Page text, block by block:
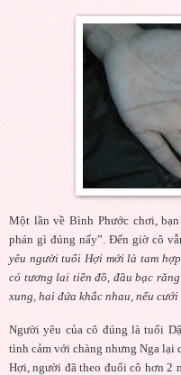
Một lần về Bình Phước chơi,
phán gì đúng nấy”. Đến giờ cô
yêu người tuổi Hợi mới là tam
có tương lai tiền đồ, đầu bạc
xung, hai đứa khắc nhau, nếu cưới
Người yêu của cô đúng là tuổi
tình cảm với chàng nhưng Nga lại
Hợi, người đã theo đuổi cô hơn 2